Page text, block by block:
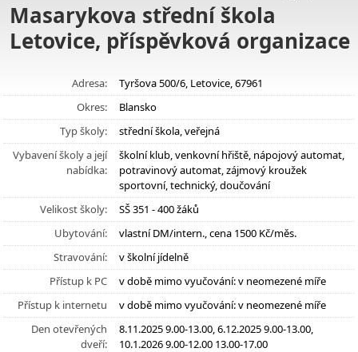
Masarykova střední škola
Letovice, příspěvková organizace
Adresa:
Tyršova 500/6, Letovice, 67961
Okres:
Blansko
Typ školy:
střední škola, veřejná
Vybavení školy a její
nabídka:
školní klub, venkovní hřiště, nápojový automat,
potravinový automat, zájmový kroužek
sportovní, technický, doučování
Velikost školy:
SŠ 351 - 400 žáků
Ubytování:
vlastní DM/intern., cena 1500 Kč/měs.
Stravování:
v školní jídelně
Přístup k PC
v době mimo vyučování: v neomezené míře
Přístup k internetu
v době mimo vyučování: v neomezené míře
Den otevřených
dveří:
8.11.2025 9.00-13.00, 6.12.2025 9.00-13.00,
10.1.2026 9.00-12.00 13.00-17.00